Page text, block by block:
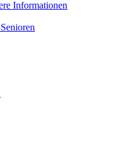
Informationen